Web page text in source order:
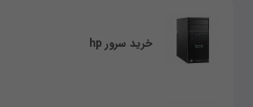
خرید سرور hp